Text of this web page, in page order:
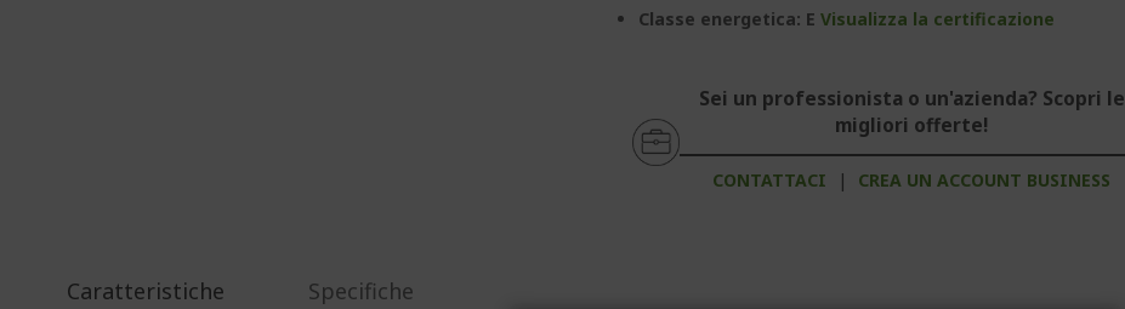
Classe energetica: EVisualizza la certificazione
Sei un professionista o un'azienda? Scopri le
migliori offerte!
CONTATTACI | CREA UN ACCOUNT BUSINESS
Caratteristiche Specifiche